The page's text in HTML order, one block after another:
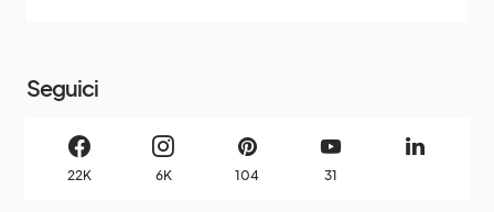
Seguici
22K 6K 104 31